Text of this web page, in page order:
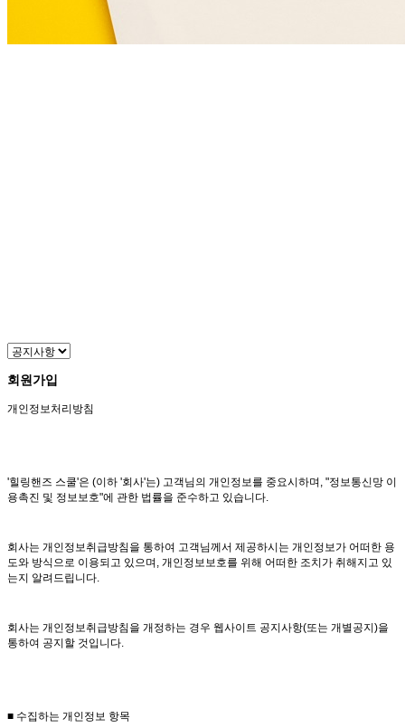
회원가입
개인정보처리방침
'힐링핸즈 스쿨'은 (이하 '회사'는) 고객님의 개인정보를 중요시하며, "정보통신망 이
용촉진 및 정보보호"에 관한 법률을 준수하고 있습니다.
회사는 개인정보취급방침을 통하여 고객님께서 제공하시는 개인정보가 어떠한 용
도와 방식으로 이용되고 있으며, 개인정보보호를 위해 어떠한 조치가 취해지고 있
는지 알려드립니다.
회사는 개인정보취급방침을 개정하는 경우 웹사이트 공지사항(또는 개별공지)을
통하여 공지할 것입니다.
■ 수집하는 개인정보 항목